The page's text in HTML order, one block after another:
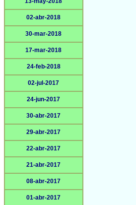
02-abr-2018
30-mar-2018
17-mar-2018
24-feb-2018
02-jul-2017
24-jun-2017
30-abr-2017
29-abr-2017
22-abr-2017
21-abr-2017
08-abr-2017
01-abr-2017